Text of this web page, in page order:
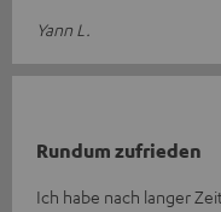
Yann L.
Rundum zufrieden
Ich habe nach langer